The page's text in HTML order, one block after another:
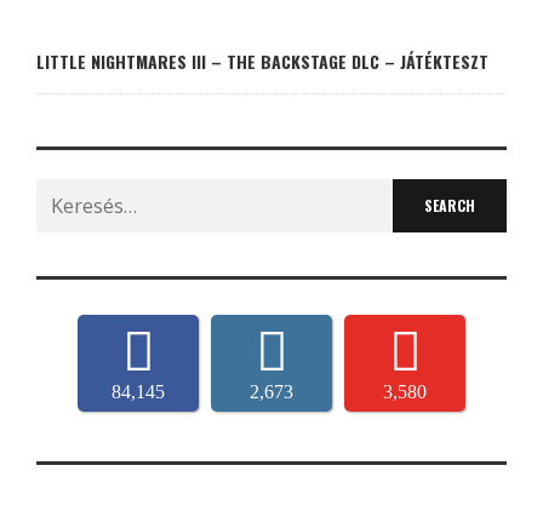
LITTLE NIGHTMARES III – THE BACKSTAGE DLC – JÁTÉKTESZT
Search
for:
84,145 2,673 3,580